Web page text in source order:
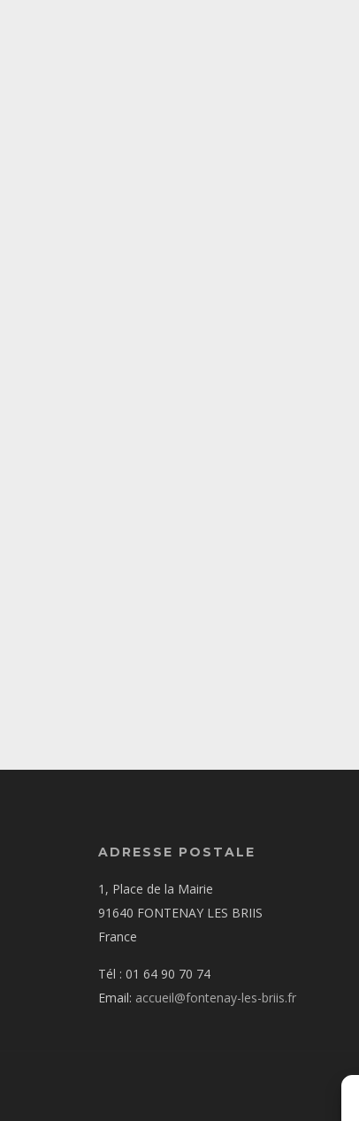
ADRESSE POSTALE
1, Place de la Mairie
91640 FONTENAY LES BRIIS
France
Tél : 01 64 90 70 74
Email: accueil@fontenay-les-briis.fr